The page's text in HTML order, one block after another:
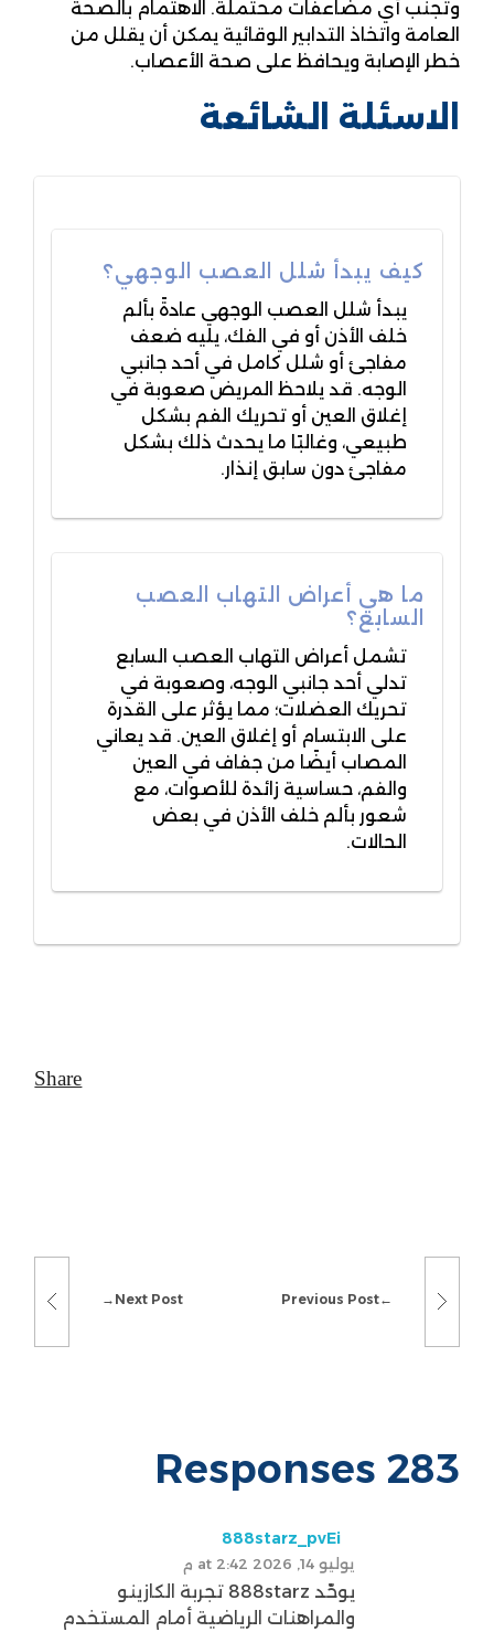
وتجنب أي مضاعفات محتملة. الاهتمام بالصحة
العامة واتخاذ التدابير الوقائية يمكن أن يقلل من
خطر الإصابة ويحافظ على صحة الأعصاب.
الاسئلة الشائعة
كيف يبدأ شلل العصب الوجهي؟
يبدأ شلل العصب الوجهي عادةً بألم
خلف الأذن أو في الفك، يليه ضعف
مفاجئ أو شلل كامل في أحد جانبي
الوجه. قد يلاحظ المريض صعوبة في
إغلاق العين أو تحريك الفم بشكل
طبيعي، وغالبًا ما يحدث ذلك بشكل
مفاجئ دون سابق إنذار.
ما هي أعراض التهاب العصب
السابع؟
تشمل أعراض التهاب العصب السابع
تدلي أحد جانبي الوجه، وصعوبة في
تحريك العضلات؛ مما يؤثر على القدرة
على الابتسام أو إغلاق العين. قد يعاني
المصاب أيضًا من جفاف في العين
والفم، حساسية زائدة للأصوات، مع
شعور بألم خلف الأذن في بعض
الحالات.
Previous Post
Next Post
283 Responses
888starz_pvEi
يوليو 14, 2026 at 2:42 م
يوحّد 888starz تجربة الكازينو
والمراهنات الرياضية أمام المستخدم